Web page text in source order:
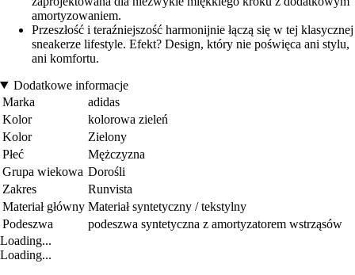
amortyzowaniem.
Przeszłość i teraźniejszość harmonijnie łączą się w tej klasycznej
sneakerze lifestyle. Efekt? Design, który nie poświęca ani stylu,
ani komfortu.
Dodatkowe informacje
Marka
adidas
Kolor
kolorowa zieleń
Kolor
Zielony
Płeć
Mężczyzna
Grupa wiekowa Dorośli
Zakres
Runvista
Materiał główny Materiał syntetyczny / tekstylny
Podeszwa
podeszwa syntetyczna z amortyzatorem wstrząsów
Loading...
Loading...